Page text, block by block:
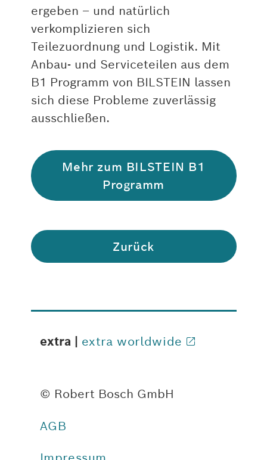
ergeben – und natürlich
verkomplizieren sich
Teilezuordnung und Logistik. Mit
Anbau- und Serviceteilen aus dem
B1 Programm von BILSTEIN lassen
sich diese Probleme zuverlässig
ausschließen.
Mehr zum BILSTEIN B1
Programm
Zurück
extra | extra worldwide
© Robert Bosch GmbH
AGB